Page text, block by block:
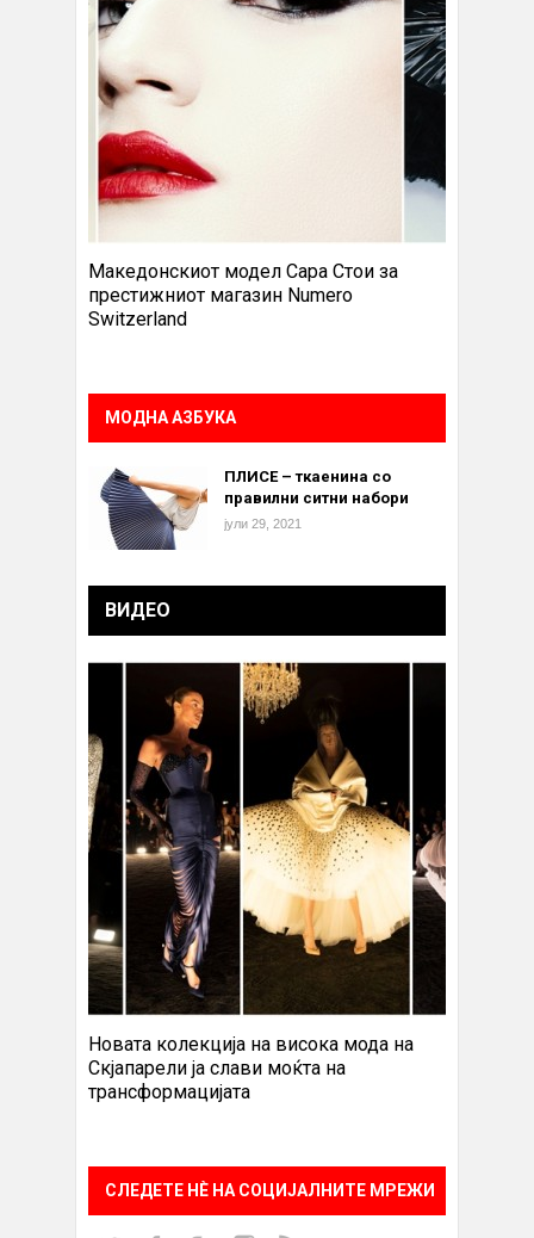
Македонскиот модел Сара Стои за
престижниот магазин Numero
Switzerland
МОДНА АЗБУКА
ПЛИСЕ – ткаенина со
правилни ситни набори
јули 29, 2021
ВИДЕО
Новата колекција на висока мода на
Скјапарели ја слави моќта на
трансформацијата
СЛЕДЕТЕ НÈ НА СОЦИЈАЛНИТЕ МРЕЖИ